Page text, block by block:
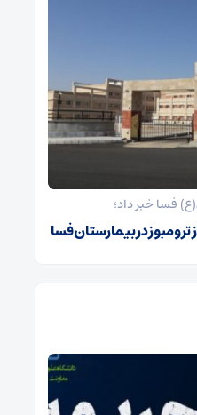
فسا خبر داد؛
در بیمارستان فسا